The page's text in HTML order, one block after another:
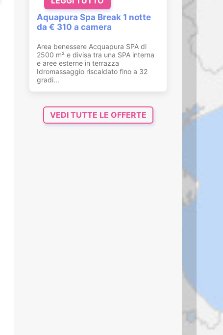
Aquapura Spa Break 1 notte
da € 310 a camera
Area benessere Acquapura SPA di
2500 m² e divisa tra una SPA interna
e aree esterne in terrazza
Idromassaggio riscaldato fino a 32
gradi...
VEDI TUTTE LE OFFERTE